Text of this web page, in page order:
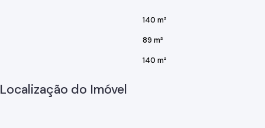
140 m²
89 m²
140 m²
Localização do Imóvel